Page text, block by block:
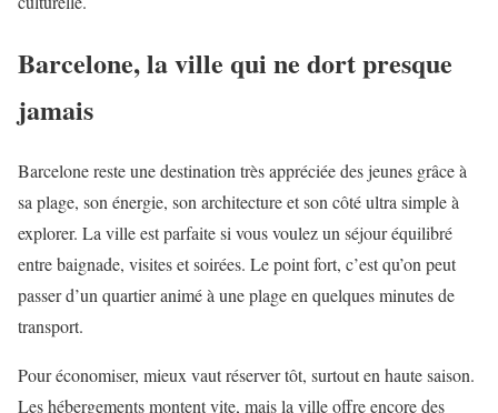
Barcelone, la ville qui ne dort presque
jamais
Barcelone reste une destination très appréciée des jeunes grâce à
sa plage, son énergie, son architecture et son côté ultra simple à
explorer. La ville est parfaite si vous voulez un séjour équilibré
entre baignade, visites et soirées. Le point fort, c’est qu’on peut
passer d’un quartier animé à une plage en quelques minutes de
transport.
Pour économiser, mieux vaut réserver tôt, surtout en haute saison.
Les hébergements montent vite, mais la ville offre encore des